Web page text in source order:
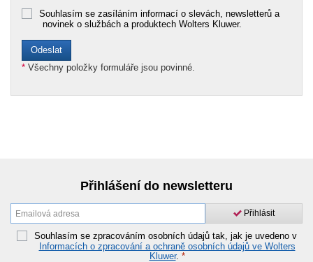
Souhlasím se zasíláním informací o slevách, newsletterů a
novinek o službách a produktech Wolters Kluwer.
* Všechny položky formuláře jsou povinné.
Přihlášení do newsletteru
Přihlásit
Souhlasím se zpracováním osobních údajů tak, jak je uvedeno v
Informacích o zpracování a ochraně osobních údajů ve Wolters
Kluwer. *